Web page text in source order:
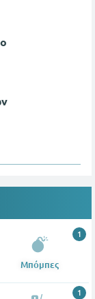
Μπόμπες
1
1